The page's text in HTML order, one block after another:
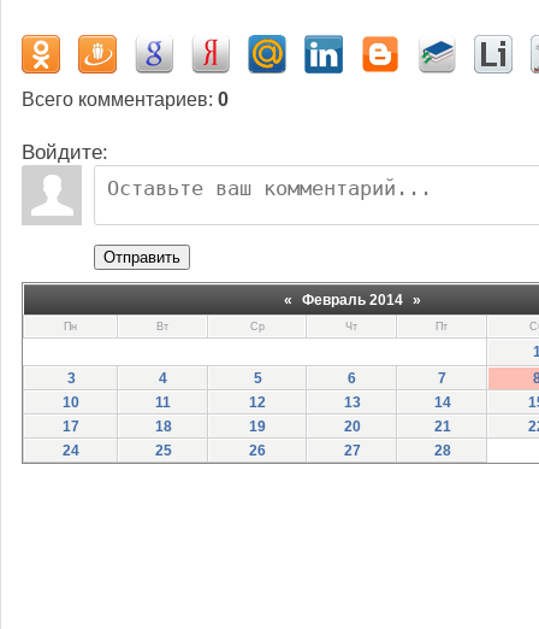
Всего комментариев: 0
Войдите:
Отправить
« Февраль 2014 »
Пн Вт Ср Чт Пт
3
4 5 6 7
10
11 12 13 14
17
18 19 20 21
24
25 26 27 28